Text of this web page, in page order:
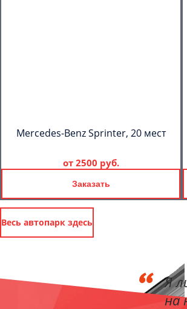
Mercedes-Benz Sprinter, 20 мест
от 2500 руб.
Заказать
Весь автопарк здесь
Я
на